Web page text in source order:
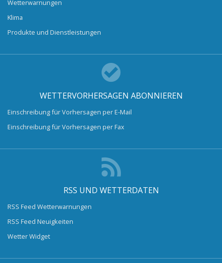
Wetterwarnungen
Klima
Produkte und Dienstleistungen
WETTERVORHERSAGEN ABONNIEREN
Einschreibung für Vorhersagen per E-Mail
Einschreibung für Vorhersagen per Fax
RSS UND WETTERDATEN
RSS Feed Wetterwarnungen
RSS Feed Neuigkeiten
Wetter Widget